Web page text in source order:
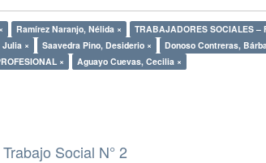
Ramírez Naranjo, Nélida ×
TRABAJADORES SOCIALES –
× Saavedra Pino, Desiderio × Donoso Contreras,
× Aguayo Cuevas, Cecilia ×
Social N° 2